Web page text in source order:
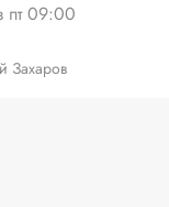
пт 09:00
Захаров